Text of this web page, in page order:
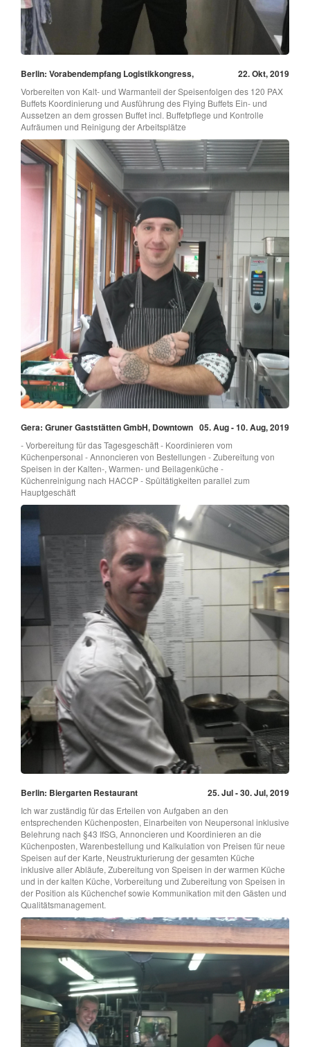
Berlin: Vorabendempfang Logistikkongress, 22. Okt, 2019
Vorbereiten von Kalt- und Warmanteil der Speisenfolgen des 120 PAX
Buffets Koordinierung und Ausführung des Flying Buffets Ein- und
Aussetzen an dem grossen Buffet incl. Buffetpflege und Kontrolle
Aufräumen und Reinigung der Arbeitsplätze
Gera: Gruner Gaststätten GmbH, Downtown 05. Aug - 10. Aug, 2019
- Vorbereitung für das Tagesgeschäft - Koordinieren vom
Küchenpersonal - Annoncieren von Bestellungen - Zubereitung von
Speisen in der Kalten-, Warmen- und Beilagenküche -
Küchenreinigung nach HACCP - Spültätigkeiten parallel zum
Hauptgeschäft
Berlin: Biergarten Restaurant 25. Jul - 30. Jul, 2019
Ich war zuständig für das Erteilen von Aufgaben an den
entsprechenden Küchenposten, Einarbeiten von Neupersonal inklusive
Belehrung nach §43 IfSG, Annoncieren und Koordinieren an die
Küchenposten, Warenbestellung und Kalkulation von Preisen für neue
Speisen auf der Karte, Neustrukturierung der gesamten Küche
inklusive aller Abläufe, Zubereitung von Speisen in der warmen Küche
und in der kalten Küche, Vorbereitung und Zubereitung von Speisen in
der Position als Küchenchef sowie Kommunikation mit den Gästen und
Qualitätsmanagement.